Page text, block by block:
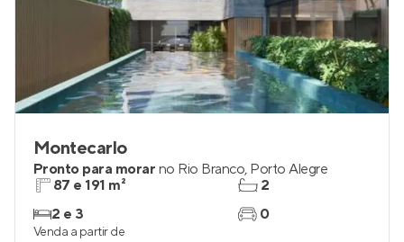
Montecarlo
Pronto para morar no Rio Branco, Porto Alegre
87 e 191 m²
2 e 3
2
0
Venda a partir de